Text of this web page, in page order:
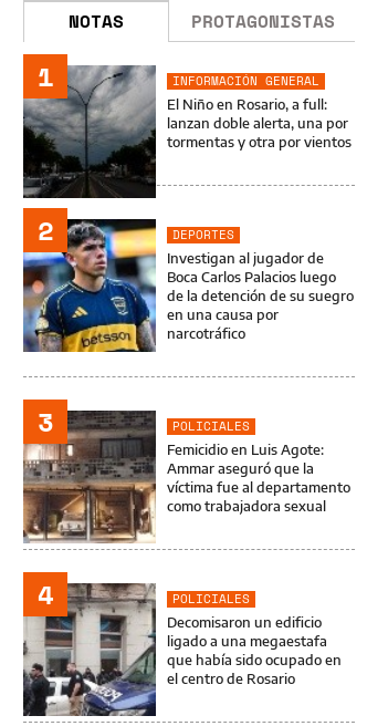
NOTAS PROTAGONISTAS
1
INFORMACIÓN GENERAL
El Niño en Rosario, a full:
lanzan doble alerta, una por
tormentas y otra por vientos
2
DEPORTES
Investigan al jugador de
Boca Carlos Palacios luego
de la detención de su suegro
en una causa por
narcotráfico
3
POLICIALES
Femicidio en Luis Agote:
Ammar aseguró que la
víctima fue al departamento
como trabajadora sexual
4
POLICIALES
Decomisaron un edificio
ligado a una megaestafa
que había sido ocupado en
el centro de Rosario